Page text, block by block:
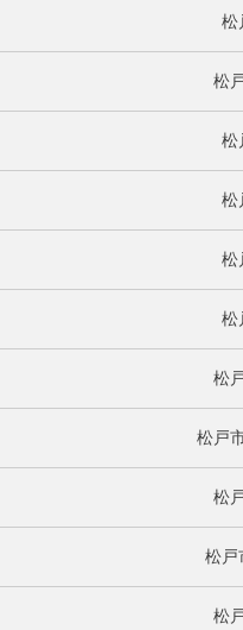
松
松
松
松
松
松
松
松戸
松
松戸
松